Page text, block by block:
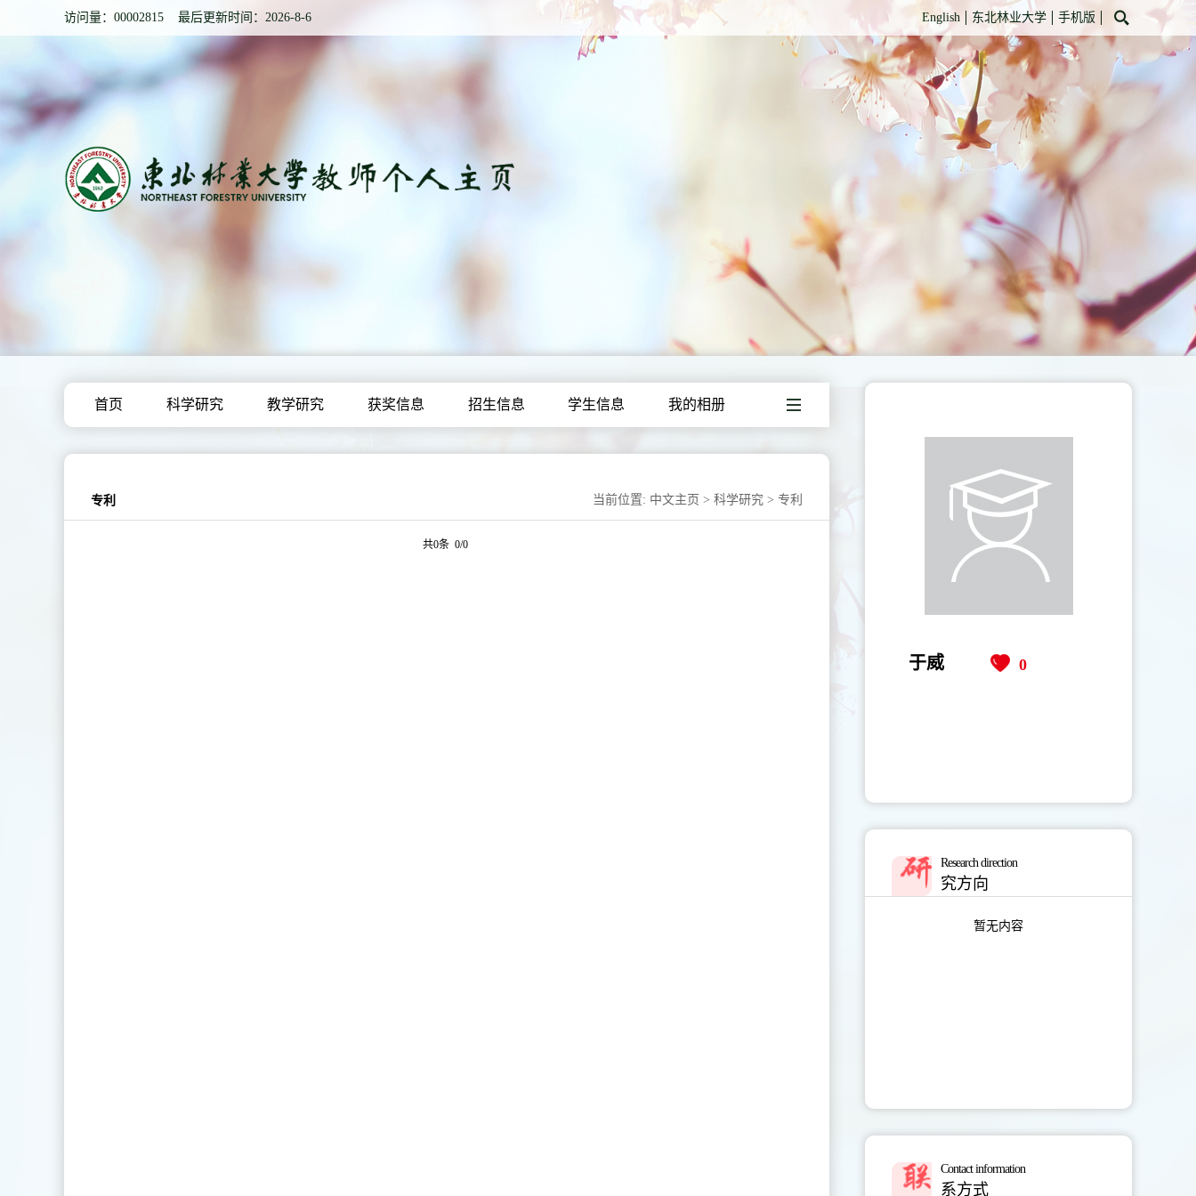
访问量： 00002815 最后更新时间： 2026-8-6 English 东北林业大学 手机版
首页 科学研究 教学研究 获奖信息 招生信息 学生信息 我的相册
专利 当前位置: 中文主页 > 科学研究 > 专利
共0条 0/0
于威 0
Research direction
究方向
暂无内容
Contact information
系方式